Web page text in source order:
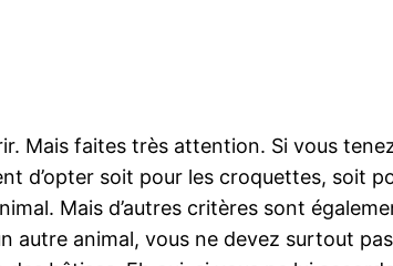
faites très attention. Si vous
d’opter soit pour les croquettes, soit
Mais d’autres critères sont
autre animal, vous ne devez surtout